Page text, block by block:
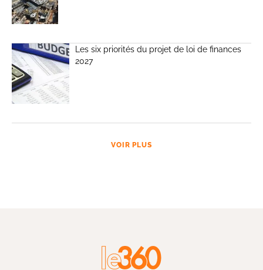
Les six priorités du projet de loi de finances
2027
VOIR PLUS